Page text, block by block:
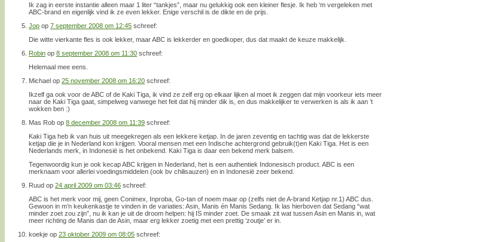
Ik zag in eerste instantie alleen maar 1 liter “tankjes”, maar nu gelukkig ook een kleiner flesje. Ik heb ‘m vergeleken met
ABC-brand en eigenlijk vind ik ze even lekker. Enige verschil is de dikte en de prijs.
Jop op 7 september 2008 om 12:45 schreef:
Die witte vierkante fles is ook lekker, maar ABC is lekkerder en goedkoper, dus dat maakt de keuze makkelijk.
Robin op 8 september 2008 om 11:30 schreef:
Helemaal mee eens.
Michael op 25 november 2008 om 16:20 schreef:
Ikzelf ga ook voor de ABC of de Kaki Tiga, ik vind ze zelf erg op elkaar lijken al moet ik zeggen dat mijn voorkeur iets meer
naar de Kaki Tiga gaat, simpelweg vanwege het feit dat hij minder dik is, en dus makkelijker te verwerken is als ik aan ’t
wokken ben :)
Mas Rob op 8 december 2008 om 11:39 schreef:
Kaki Tiga heb ik van huis uit meegekregen als een lekkere ketjap. In de jaren zeventig en tachtig was dat de lekkerste
ketjap die je in Nederland kon krijgen. Vooral mensen met een Indische achtergrond gebruik(t)en Kaki Tiga. Het is een
Nederlands merk, in Indonesië is het onbekend. Kaki Tiga is daar een bekend merk balsem.
Tegenwoordig kun je ook kecap ABC krijgen in Nederland, het is een authentiek Indonesisch product. ABC is een
merknaam voor allerlei voedingsmiddelen (ook bv chilisauzen) en in Indonesië zeer bekend.
Ruud op 24 april 2009 om 03:46 schreef:
ABC is het merk voor mij, geen Conimex, Inproba, Go-tan of noem maar op (zelfs niet de A-brand Ketjap nr.1) ABC dus.
Gewoon in m’n keukenkastje te vinden in de variaties: Asin, Manis én Manis Sedang. Ik las hierboven dat Sedang “wat
minder zoet zou zijn”, nu ik kan je uit de droom helpen: hij IS minder zoet. De smaak zit wat tussen Asin en Manis in, wat
meer richting de Manis dan de Asin, maar erg lekker zoetig met een prettig ‘zoutje’ er in.
koekje op 23 oktober 2009 om 08:05 schreef: